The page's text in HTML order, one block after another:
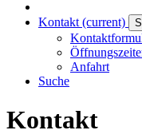
Kontakt (current)
Anfahrt
Suche
Kontakt